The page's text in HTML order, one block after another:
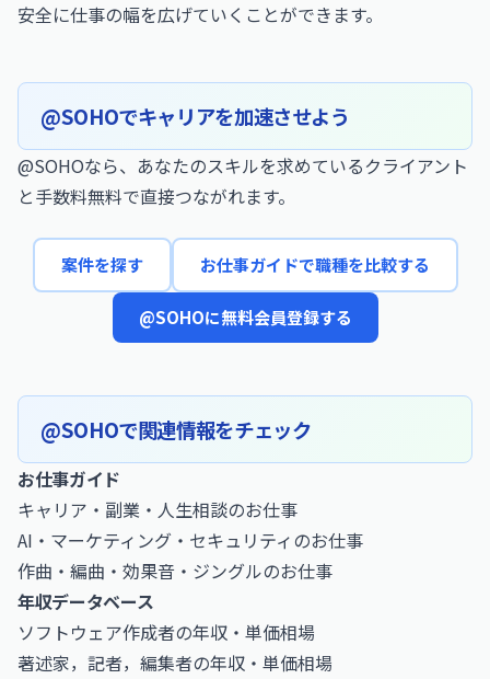
安全に仕事の幅を広げていくことができます。
@SOHOでキャリアを加速させよう
@SOHOなら、あなたのスキルを求めているクライアント
と手数料無料で直接つながれます。
案件を探す お仕事ガイドで職種を比較する
@SOHOに無料会員登録する
@SOHOで関連情報をチェック
お仕事ガイド
キャリア・副業・人生相談のお仕事
AI・マーケティング・セキュリティのお仕事
作曲・編曲・効果音・ジングルのお仕事
年収データベース
ソフトウェア作成者の年収・単価相場
著述家，記者，編集者の年収・単価相場